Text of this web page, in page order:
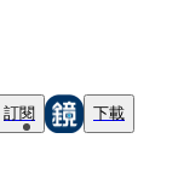
訂閱 下載